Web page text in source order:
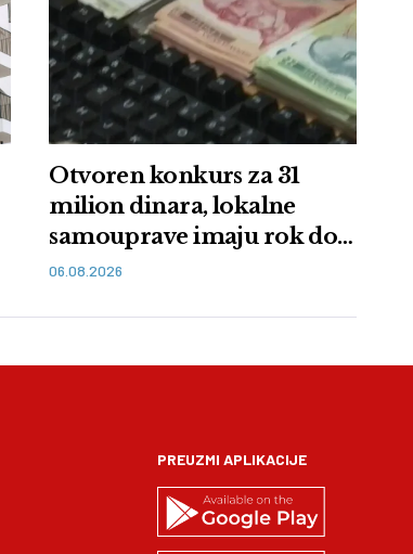
Otvoren konkurs za 31
milion dinara, lokalne
samouprave imaju rok do
11. avgusta
06.08.2026
PREUZMI APLIKACIJE